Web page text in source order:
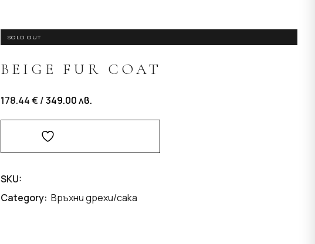
SOLD OUT
BEIGE FUR COAT
178.44 € /349.00лв.
SKU:
Category: Връхни дрехи/сака